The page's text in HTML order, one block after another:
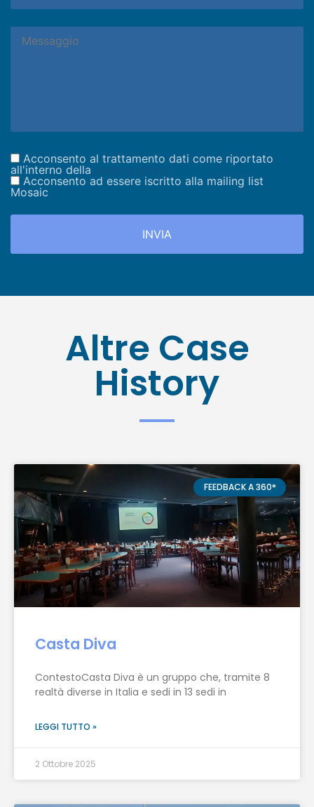
Acconsento al trattamento dati come riportato
all'interno della
Acconsento ad essere iscritto alla mailing list
Mosaic
Altre Case
History
FEEDBACK A 360°
Casta Diva
ContestoCasta Diva è un gruppo che, tramite 8
realtà diverse in Italia e sedi in 13 sedi in
LEGGI TUTTO »
2 Ottobre 2025